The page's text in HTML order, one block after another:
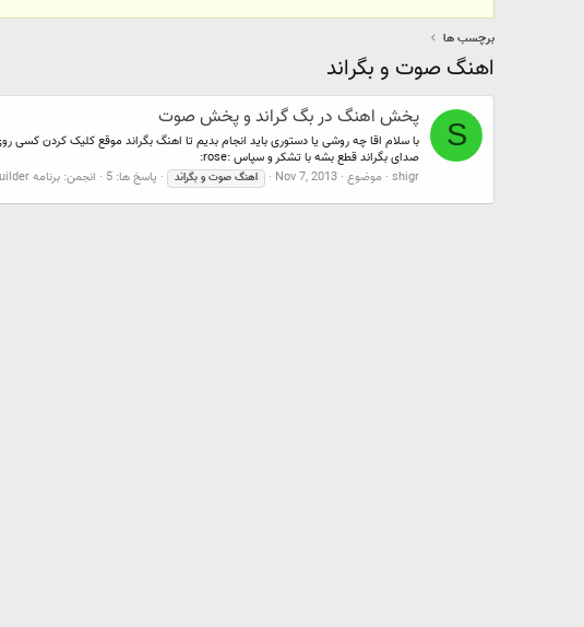
برچسب ها
اهنگ صوت و بگراند
S
پخش اهنگ در بگ گراند و پخش صوت
با سلام اقا چه روشی یا دستوری باید انجام بدیم تا اهنگ بگراند موقع کلیک
صدای بگراند قطع بشه با تشکر و سپاس :rose:
shigr موضوع Nov 7, 2013 اهنگ صوت و بگراند پاسخ ها: 5 انجمن: برنامه Multimedia Builder